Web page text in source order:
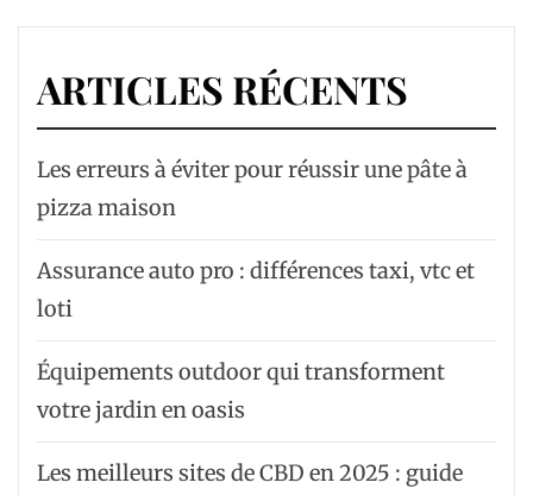
ARTICLES RÉCENTS
Les erreurs à éviter pour réussir une pâte à
pizza maison
Assurance auto pro : différences taxi, vtc et
loti
Équipements outdoor qui transforment
votre jardin en oasis
Les meilleurs sites de CBD en 2025 : guide